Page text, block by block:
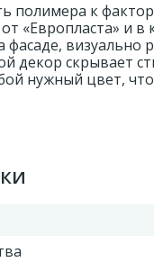
полимера к
«Европласта» и
фасаде,
декор скрывает
нужный цвет,